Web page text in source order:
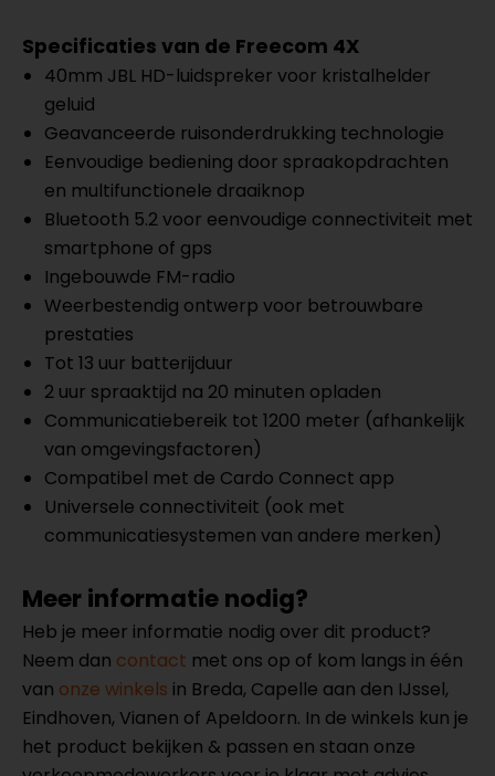
Specificaties van de Freecom 4X
40mm JBL HD-luidspreker voor kristalhelder
geluid
Geavanceerde ruisonderdrukking technologie
Eenvoudige bediening door spraakopdrachten
en multifunctionele draaiknop
Bluetooth 5.2 voor eenvoudige connectiviteit met
smartphone of gps
Ingebouwde FM-radio
Weerbestendig ontwerp voor betrouwbare
prestaties
Tot 13 uur batterijduur
2 uur spraaktijd na 20 minuten opladen
Communicatiebereik tot 1200 meter (afhankelijk
van omgevingsfactoren)
Compatibel met de Cardo Connect app
Universele connectiviteit (ook met
communicatiesystemen van andere merken)
Meer informatie nodig?
Heb je meer informatie nodig over dit product?
Neem dan contact met ons op of kom langs in één
van onze winkels in Breda, Capelle aan den IJssel,
Eindhoven, Vianen of Apeldoorn. In de winkels kun je
het product bekijken & passen en staan onze